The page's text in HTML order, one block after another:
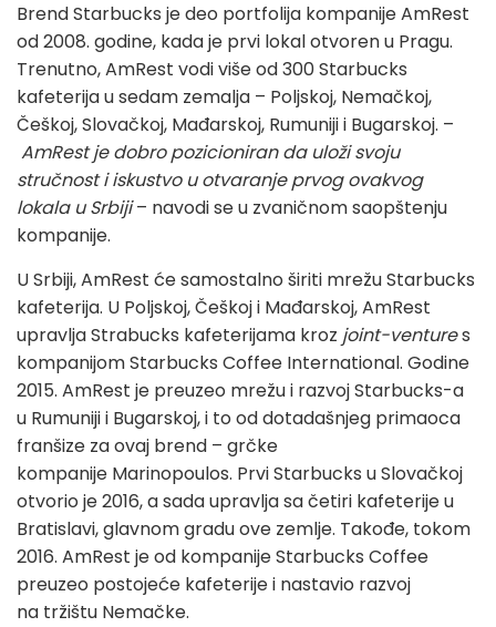
Brend Starbucks je deo portfolija kompanije AmRest
od 2008. godine, kada je prvi lokal otvoren u Pragu.
Trenutno, AmRest vodi više od 300 Starbucks
kafeterija u sedam zemalja – Poljskoj, Nemačkoj,
Češkoj, Slovačkoj, Mađarskoj, Rumuniji i Bugarskoj. –
AmRest je dobro pozicioniran da uloži svoju
stručnost i iskustvo u otvaranje prvog ovakvog
lokala u Srbiji– navodi se u zvaničnom saopštenju
kompanije.
U Srbiji, AmRest će samostalno širiti mrežu Starbucks
kafeterija. U Poljskoj, Češkoj i Mađarskoj, AmRest
upravlja Strabucks kafeterijama kroz joint-ventures
kompanijom Starbucks Coffee International. Godine
2015. AmRest je preuzeo mrežu i razvoj Starbucks-a
u Rumuniji i Bugarskoj, i to od dotadašnjeg primaoca
franšize za ovaj brend – grčke
kompanije Marinopoulos. Prvi Starbucks u Slovačkoj
otvorio je 2016, a sada upravlja sa četiri kafeterije u
Bratislavi, glavnom gradu ove zemlje. Takođe, tokom
2016. AmRest je od kompanije Starbucks Coffee
preuzeo postojeće kafeterije i nastavio razvoj
na tržištu Nemačke.